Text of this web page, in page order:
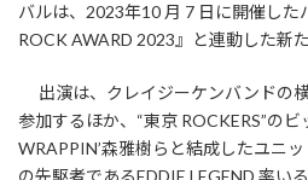
バルは、2023年10 月 7 日に開催し
ROCK AWARD 2023』と連動した新
出演は、クレイジーケンバンドの
参加するほか、“東京 ROCKERS”の
WRAPPIN’森雅樹らと結成したユニ